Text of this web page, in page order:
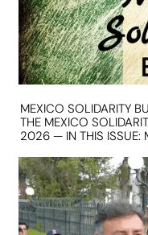
MEXICO SOLIDARITY
THE MEXICO
2026 — IN THIS ISSUE: